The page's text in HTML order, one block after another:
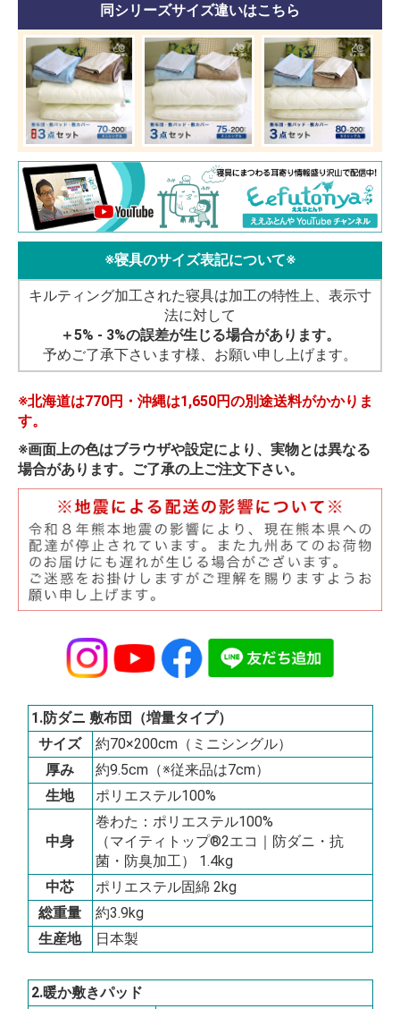
同シリーズサイズ違いはこちら
※寝具のサイズ表記について※
キルティング加工された寝具は加工の特性上、表示寸
法に対して
＋5% - 3%の誤差が生じる場合があります。
予めご了承下さいます様、お願い申し上げます。
※北海道は770円・沖縄は1,650円の別途送料がかかりま
す。
※画面上の色はブラウザや設定により、実物とは異なる
場合があります。ご了承の上ご注文下さい。
1.防ダニ 敷布団（増量タイプ）
サイズ
約70×200cm（ミニシングル）
厚み
約9.5cm（※従来品は7cm）
生地
ポリエステル100%
中身
巻わた：ポリエステル100%
（マイティトップ®2エコ｜防ダニ・抗
菌・防臭加工） 1.4kg
中芯
ポリエステル固綿 2kg
総重量
約3.9kg
生産地
日本製
2.暖か敷きパッド